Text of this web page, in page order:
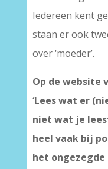
Iedereen kent
staan er ook
over ‘moeder’.
Op de website
‘Lees wat er
niet wat je
heel vaak bij
het ongezegde